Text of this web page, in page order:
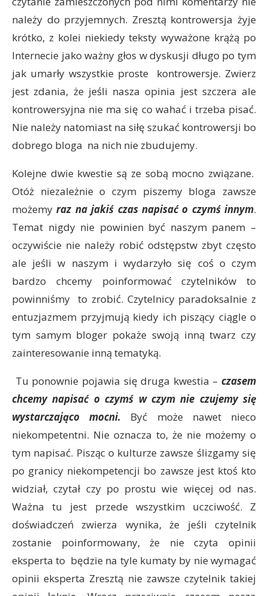
należy do przyjemnych. Zresztą kontrowersja żyje
krótko, z kolei niekiedy teksty wyważone krążą po
Internecie jako ważny głos w dyskusji długo po tym
jak umarły wszystkie proste kontrowersje. Zwierz
jest zdania, że jeśli nasza opinia jest szczera ale
kontrowersyjna nie ma się co wahać i trzeba pisać.
Nie należy natomiast na siłę szukać kontrowersji bo
dobrego bloga na nich nie zbudujemy.
Kolejne dwie kwestie są ze sobą mocno związane.
Otóż niezależnie o czym piszemy bloga zawsze
możemyraz na jakiś czas napisać o czymś innym.
Temat nigdy nie powinien być naszym panem –
oczywiście nie należy robić odstępstw zbyt często
ale jeśli w naszym i wydarzyło się coś o czym
bardzo chcemy poinformować czytelników to
powinniśmy to zrobić. Czytelnicy paradoksalnie z
entuzjazmem przyjmują kiedy ich piszący ciągle o
tym samym bloger pokaże swoją inną twarz czy
zainteresowanie inną tematyką.
Tu ponownie pojawia się druga kwestia – czasem
chcemy napisać o czymś w czym nie czujemy się
wystarczająco mocni. Być może nawet nieco
niekompetentni. Nie oznacza to, że nie możemy o
tym napisać. Pisząc o kulturze zawsze ślizgamy się
po granicy niekompetencji bo zawsze jest ktoś kto
widział, czytał czy po prostu wie więcej od nas.
Ważna tu jest przede wszystkim uczciwość. Z
doświadczeń zwierza wynika, że jeśli czytelnik
zostanie poinformowany, że nie czyta opinii
eksperta to będzie na tyle kumaty by nie wymagać
opinii eksperta Zresztą nie zawsze czytelnik takiej